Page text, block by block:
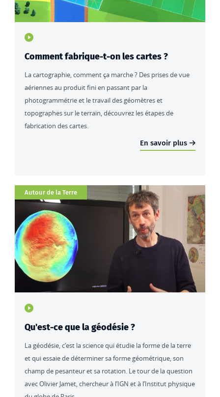
Type de contenu : actualités
Comment fabrique-t-on les cartes ?
La cartographie, comment ça marche ? Des prises de vue
aériennes au produit fini en passant par la
photogrammétrie et le travail des géomètres et
topographes sur le terrain, découvrez les étapes de
fabrication des cartes.
En savoir plus
Catégorie
Autour de la Terre
Type de contenu : actualités
Qu'est-ce que la géodésie ?
La géodésie, c’est la science qui étudie la forme de la terre
et qui essaie de déterminer sa forme géométrique, son
champ de pesanteur et sa rotation. Le tour de la question
avec Olivier Jamet, chercheur à l’IGN et à l’Institut physique